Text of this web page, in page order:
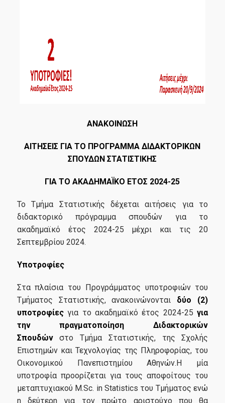
Short Courses
Επαγγελματικά Σεμινάρια
Συνέδρια
Εργαστήρια
Εργαστήριο Εφαρμοσμένης Στατιστικής, Πιθανοτήτων και
Ανάλυσης Δεδομένων
Εργαστήριο Στατιστικής Μεθοδολογίας
Εργαστήριο Στοχαστικής Μοντελοποίησης και
Εργαστήριο Υπολογιστικής και Μπεϋζιανής Στατιστικής
ΑΝΑΚΟΙΝΩΣΗ
ΑΙΤΗΣΕΙΣ ΓΙΑ ΤΟ ΠΡΟΓΡΑΜΜΑ ΔΙΔΑΚΤΟΡΙΚΩΝ
ΣΠΟΥΔΩΝ ΣΤΑΤΙΣΤΙΚΗΣ
ΓΙΑ ΤΟ ΑΚΑΔΗΜΑΪΚΟ ΕΤΟΣ 2024-25
Το Τμήμα Στατιστικής δέχεται αιτήσεις για το
διδακτορικό πρόγραμμα σπουδών για το
ακαδημαϊκό έτος 2024-25 μέχρι και τις 20
Σεπτεμβρίου 2024.
Υποτροφίες
Στα πλαίσια του Προγράμματος υποτροφιών του
Τμήματος Στατιστικής, ανακοινώνονται δύο (2)
υποτροφίεςγια το ακαδημαϊκό έτος 2024-25για
την πραγματοποίηση Διδακτορικών
Σπουδώνστο Τμήμα Στατιστικής, της Σχολής
Επιστημών και Τεχνολογίας της Πληροφορίας, του
Οικονομικού Πανεπιστημίου Αθηνών.Η μία
υποτροφία προορίζεται για τους αποφοίτους του
μεταπτυχιακού M.Sc. in Statistics του Τμήματος ενώ
η δεύτερη για τον πρώτο αριστούχο που θα